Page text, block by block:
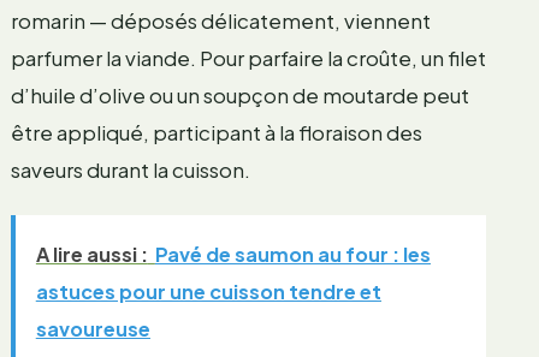
romarin — déposés délicatement, viennent
parfumer la viande. Pour parfaire la croûte, un filet
d’huile d’olive ou un soupçon de moutarde peut
être appliqué, participant à la floraison des
saveurs durant la cuisson.
A lire aussi : Pavé de saumon au four : les
astuces pour une cuisson tendre et
savoureuse